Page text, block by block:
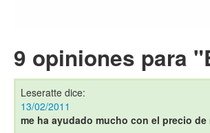
9 opiniones para
Leseratte dice:
13/02/2011
me ha ayudado mucho con el precio de